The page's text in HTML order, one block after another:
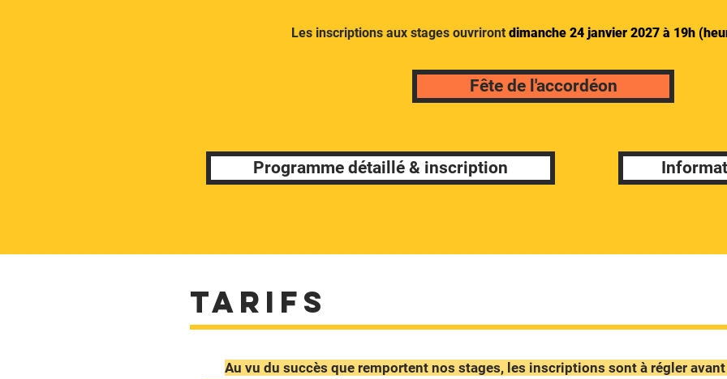
Les inscriptions aux stages ouvriront dimanche 24 janvier 2027 à 19h
Fête de l'accordéon
Programme détaillé & inscription
TarifS
Au vu du succès que remportent nos stages, les inscriptions sont à régler